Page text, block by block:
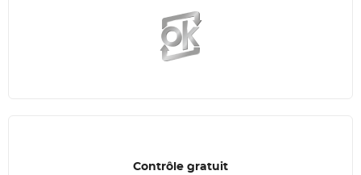
Contrôle gratuit